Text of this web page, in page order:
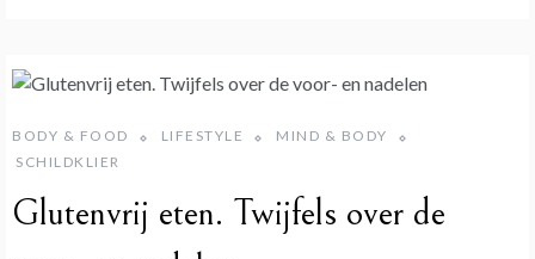
BODY & FOOD LIFESTYLE
MIND & BODY
SCHILDKLIER
Glutenvrij eten. Twijfels over de